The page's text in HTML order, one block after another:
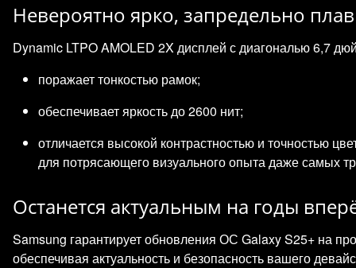
Невероятно ярко, запредельно
Dynamic LTPO AMOLED 2X дисплей с диагональю 6,7
поражает тонкостью рамок;
обеспечивает яркость до 2600 нит;
отличается высокой контрастностью и точностью
для потрясающего визуального опыта даже самых
Останется актуальным на годы
Samsung гарантирует обновления ОС Galaxy S25+ на
обеспечивая актуальность и безопасность вашего